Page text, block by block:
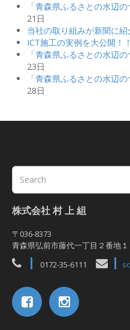
「青森県ふるさとの水辺
21日
当社の取り組みが新聞に紹
ICT施工の実例を大公開！！
「青森県ふるさとの水辺
23日
「青森県ふるさとの水辺
28日
株式会社 村 上 組
〒036-8373
青森県弘前市藤代一丁目２番地１
0172-35-6111